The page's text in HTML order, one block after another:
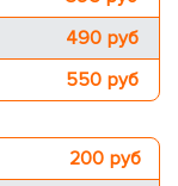
490 pуб
550 pуб
200 pуб